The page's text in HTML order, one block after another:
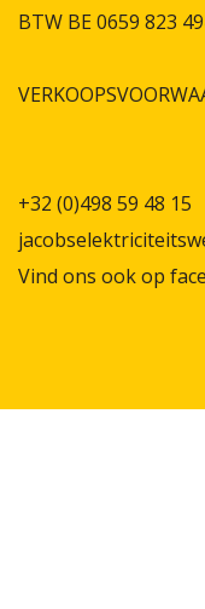
BTW BE 0659 823
+32 (0)498 59 48 15
Vind ons ook op